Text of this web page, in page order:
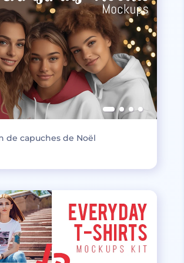
de capuches de Noël